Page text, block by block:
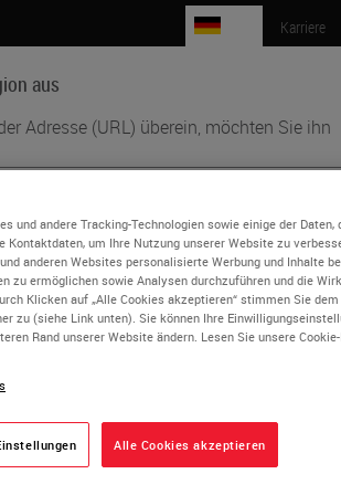
aus
Adresse (URL) überein, möchten Sie ihn
seine eigenen behördlichen Anforderungen und
Die Informationen in den einzelnen
und gelten nur für dieses Land/diese Region.
auf) alle Produktdetails/Verfügbarkeit,
JA oder Nein
Karriere
Weiterbildung Beratung
practice located in Arkansas. He has
engineering, post-graduate
and hematopathology. His
and trainees, and use of
one of the first widespread internet
(www.PathMD.com), which is now
und andere Tracking-Technologien sowie einige der Daten,
um Ihre Nutzung unserer Website zu
anderen Websites personalisierte Werbung und Inhalte
zu ermöglichen sowie Analysen durchzuführen und die
Klicken auf „Alle Cookies akzeptieren“ stimmen Sie
zu (siehe Link unten). Sie können Ihre
Rand unserer Website ändern. Lesen Sie unsere
Alle Cookies akzeptieren